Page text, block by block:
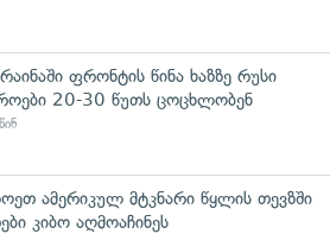
ფრონტის წინა ხაზზე რუსი
20-30 წუთს ცოცხლობენ
ამერიკულ მტკნარი წყლის თევზში
კიბო აღმოაჩინეს